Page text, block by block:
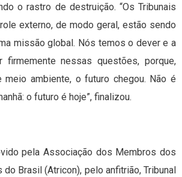
o rastro de destruição. “Os Tribunais
externo, de modo geral, estão sendo
missão global. Nós temos o dever e a
firmemente nessas questões, porque,
meio ambiente, o futuro chegou. Não é
o futuro é hoje”, finalizou.
pela Associação dos Membros dos
do Brasil (Atricon), pelo anfitrião, Tribunal